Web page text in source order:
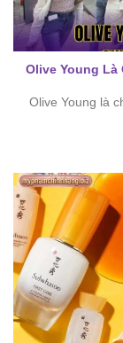
Olive Young Là
Olive Young là